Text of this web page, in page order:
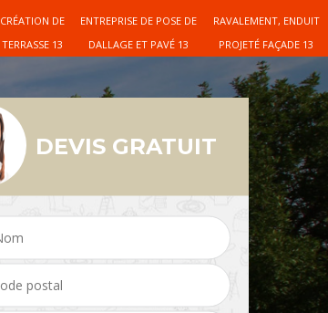
CRÉATION DE
TERRASSE 13
ENTREPRISE DE POSE DE
DALLAGE ET PAVÉ 13
RAVALEMENT, ENDUIT
PROJETÉ FAÇADE 13
DEVIS GRATUIT